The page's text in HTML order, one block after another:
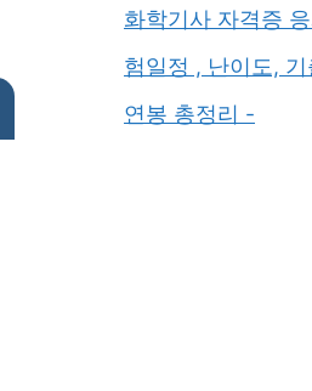
화학기사 자격증
험일정 , 난이도,
연봉 총정리 -